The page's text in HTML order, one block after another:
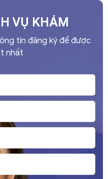
VỤ KHÁM
tin đăng ký để được
nhất